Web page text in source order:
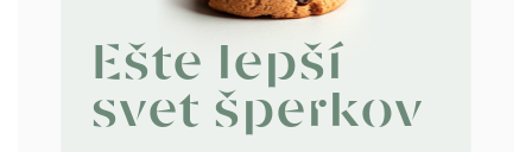
Ešte lepší
svet šperkov